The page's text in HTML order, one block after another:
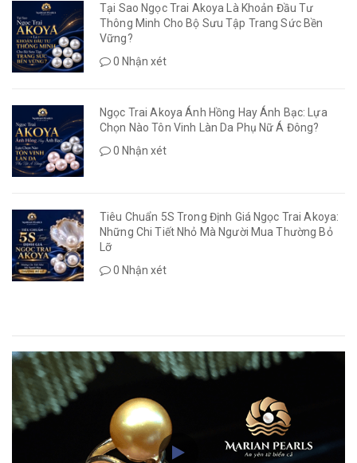
Tại Sao Ngọc Trai Akoya Là Khoản Đầu Tư
Thông Minh Cho Bộ Sưu Tập Trang Sức Bền
Vững?
0 Nhận xét
Ngọc Trai Akoya Ánh Hồng Hay Ánh Bạc: Lựa
Chọn Nào Tôn Vinh Làn Da Phụ Nữ Á Đông?
0 Nhận xét
Tiêu Chuẩn 5S Trong Định Giá Ngọc Trai Akoya:
Những Chi Tiết Nhỏ Mà Người Mua Thường Bỏ
Lỡ
0 Nhận xét